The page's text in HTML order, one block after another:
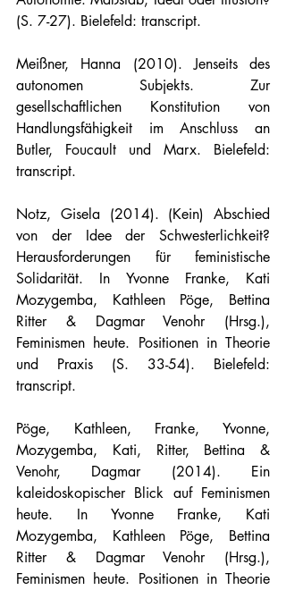
(S. 7-27). Bielefeld: transcript.
Meißner, Hanna (2010). Jenseits des
autonomen Subjekts. Zur
gesellschaftlichen Konstitution von
Handlungsfähigkeit im Anschluss an
Butler, Foucault und Marx. Bielefeld:
transcript.
Notz, Gisela (2014). (Kein) Abschied
von der Idee der Schwesterlichkeit?
Herausforderungen für feministische
Solidarität. In Yvonne Franke, Kati
Mozygemba, Kathleen Pöge, Bettina
Ritter & Dagmar Venohr (Hrsg.),
Feminismen heute. Positionen in Theorie
und Praxis (S. 33-54). Bielefeld:
transcript.
Pöge, Kathleen, Franke, Yvonne,
Mozygemba, Kati, Ritter, Bettina &
Venohr, Dagmar (2014). Ein
kaleidoskopischer Blick auf Feminismen
heute. In Yvonne Franke, Kati
Mozygemba, Kathleen Pöge, Bettina
Ritter & Dagmar Venohr (Hrsg.),
Feminismen heute. Positionen in Theorie